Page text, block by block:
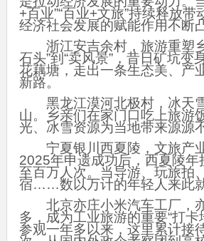
+百业”“百业+文旅”持续释放
经济社会发展的赋能作用不
浙江安吉余村，旅游重塑
石头”到“卖风景”，昔日矿坑变
花藕塘，走出一条生态美、产
新路。
黑龙江漠河北极村，冰天
山。乡亲们在家门口吃上旅游
光、冰雪资源为当地带来源源
宁夏银川西夏陵，文旅产
2025年申遗成功后，西夏陵年
至百万人次。当导游、玩旅拍
宿……数以万计的年轻人来此就
北京亦庄小米汽车工厂，
多，成为工业旅游的重要“打卡
参观一年多以来，这里累计接